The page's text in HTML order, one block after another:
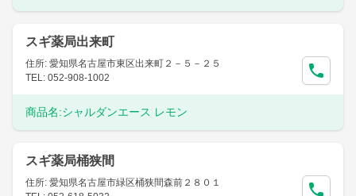
スギ薬局出来町
住所: 愛知県名古屋市東区出来町２－５－２５
TEL: 052-908-1002
商品名:シャルダンエース レモン
スギ薬局桶狭間
住所: 愛知県名古屋市緑区桶狭間森前２８０１